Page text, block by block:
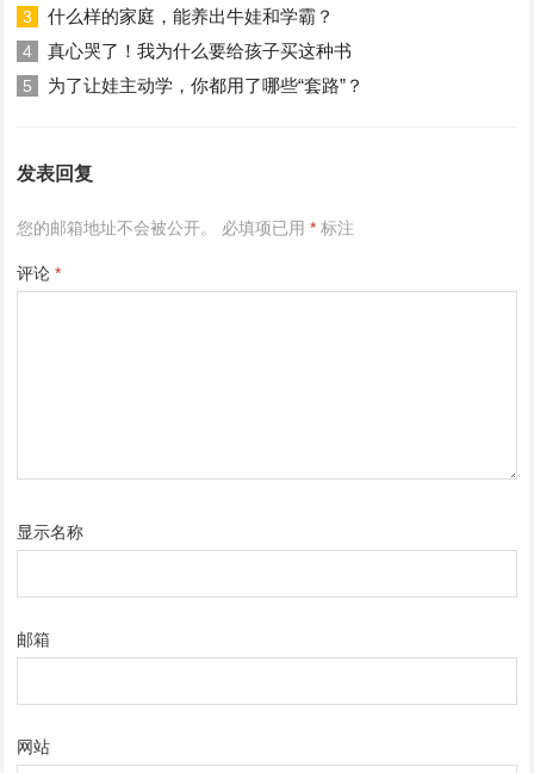
3 什么样的家庭，能养出牛娃和学霸？
4 真心哭了！我为什么要给孩子买这种书
5 为了让娃主动学，你都用了哪些“套路”？
发表回复
您的邮箱地址不会被公开。 必填项已用* 标注
评论*
显示名称
邮箱
网站